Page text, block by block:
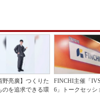
野亮廣】つくりた
のを追求できる環
FINCHI主催「
6」トークセッシ